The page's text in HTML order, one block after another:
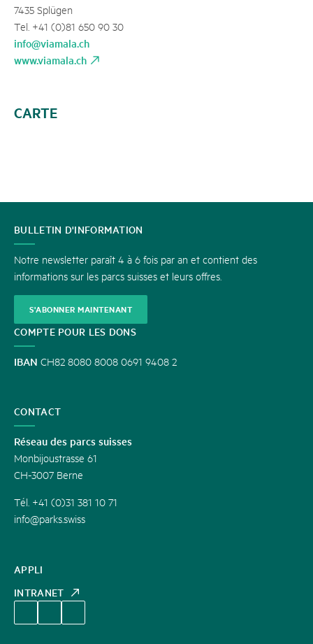
7435 Splügen
Tel. +41 (0)81 650 90 30
info@viamala.ch
www.viamala.ch
CARTE
CONTACT
APPLI
INTRANET
BULLETIN D'INFORMATION
Notre newsletter paraît 4 à 6 fois par an et contient des
informations sur les parcs suisses et leurs offres.
S'ABONNER MAINTENANT
COMPTE POUR LES DONS
IBAN CH82 8080 8008 0691 9408 2
CONTACT
Réseau des parcs suisses
Monbijoustrasse 61
CH-3007 Berne
Tél. +41 (0)31 381 10 71
info@parks.swiss